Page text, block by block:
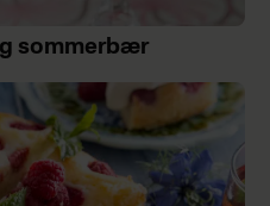
sommerbær